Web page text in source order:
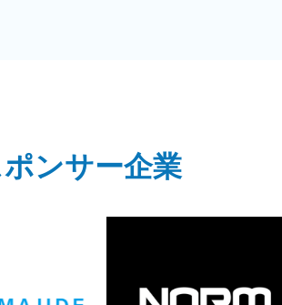
ンサー企業